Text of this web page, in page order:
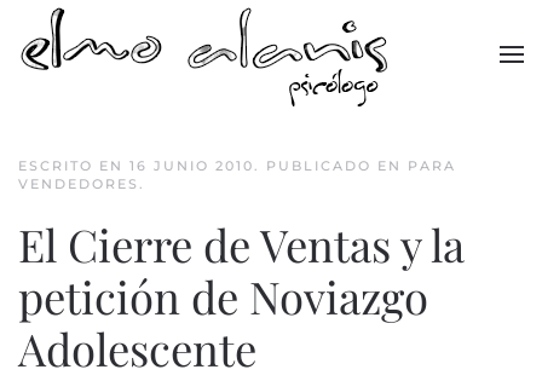
Skip to main content
ESCRITO EN 16 JUNIO 2010. PUBLICADO EN PARA
VENDEDORES .
El Cierre de Ventas y la
petición de Noviazgo
Adolescente